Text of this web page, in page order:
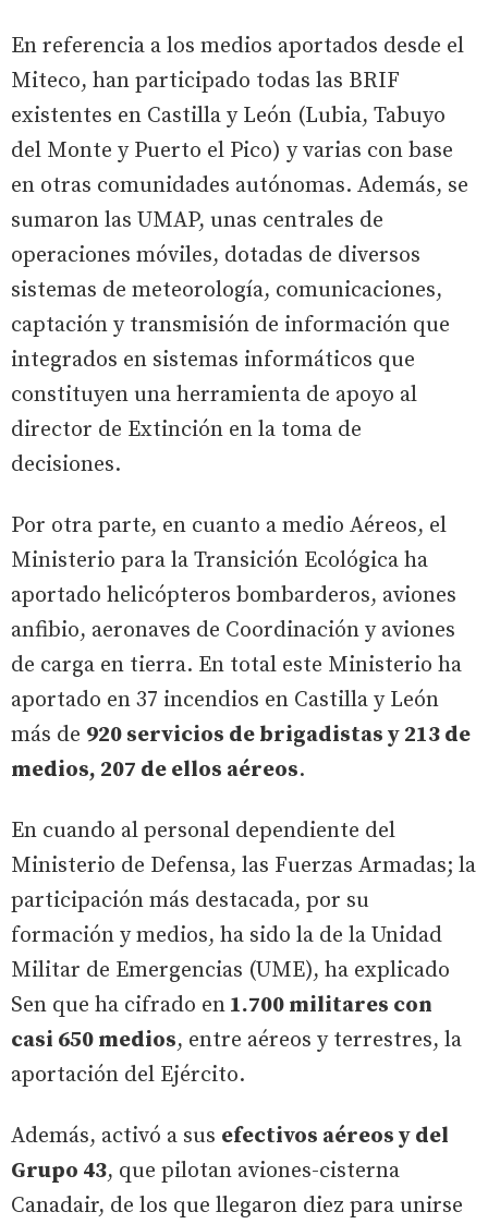
En referencia a los medios aportados desde el
Miteco, han participado todas las BRIF
existentes en Castilla y León (Lubia, Tabuyo
del Monte y Puerto el Pico) y varias con base
en otras comunidades autónomas. Además, se
sumaron las UMAP, unas centrales de
operaciones móviles, dotadas de diversos
sistemas de meteorología, comunicaciones,
captación y transmisión de información que
integrados en sistemas informáticos que
constituyen una herramienta de apoyo al
director de Extinción en la toma de
decisiones.
Por otra parte, en cuanto a medio Aéreos, el
Ministerio para la Transición Ecológica ha
aportado helicópteros bombarderos, aviones
anfibio, aeronaves de Coordinación y aviones
de carga en tierra. En total este Ministerio ha
aportado en 37 incendios en Castilla y León
más de 920 servicios de brigadistas y 213 de
medios, 207 de ellos aéreos.
En cuando al personal dependiente del
Ministerio de Defensa, las Fuerzas Armadas; la
participación más destacada, por su
formación y medios, ha sido la de la Unidad
Militar de Emergencias (UME), ha explicado
Sen que ha cifrado en 1.700 militares con
casi 650 medios, entre aéreos y terrestres, la
aportación del Ejército.
Además, activó a sus efectivos aéreos y del
Grupo 43, que pilotan aviones-cisterna
Canadair, de los que llegaron diez para unirse